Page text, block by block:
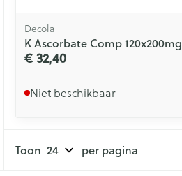
Decola
K Ascorbate Comp 120x200mg
€ 32,40
Niet beschikbaar
Toon per pagina